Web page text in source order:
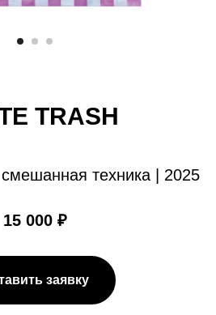
TRASH
техника | 2025
15 000 ₽
заявку